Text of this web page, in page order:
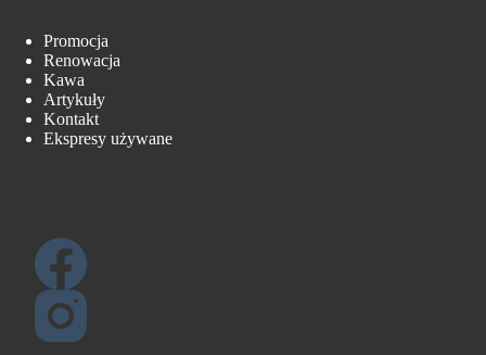
Promocja
Renowacja
Kawa
Artykuły
Kontakt
Ekspresy używane